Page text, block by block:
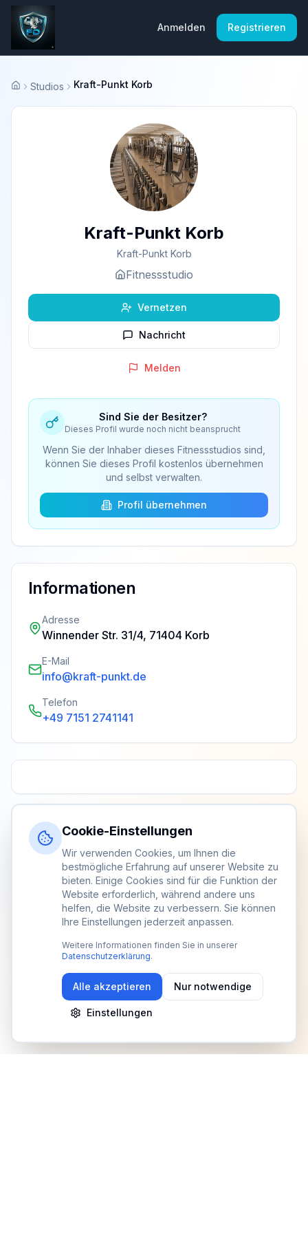
Anmelden Registrieren
Startseite
Studios Kraft-Punkt Korb
Kraft-Punkt Korb
Kraft-Punkt Korb
Fitnessstudio
Vernetzen
Nachricht
Melden
Sind Sie der Besitzer?
Dieses Profil wurde noch nicht beansprucht
Wenn Sie der Inhaber dieses Fitnessstudios sind,
können Sie dieses Profil kostenlos übernehmen
und selbst verwalten.
Profil übernehmen
Informationen
Adresse
Winnender Str. 31/4, 71404 Korb
E-Mail
info@kraft-punkt.de
Telefon
+49 7151 2741141
Cookie-Einstellungen
Wir verwenden Cookies, um Ihnen die
bestmögliche Erfahrung auf unserer Website zu
bieten. Einige Cookies sind für die Funktion der
Website erforderlich, während andere uns
helfen, die Website zu verbessern. Sie können
Ihre Einstellungen jederzeit anpassen.
Weitere Informationen finden Sie in unserer
Datenschutzerklärung.
Alle akzeptieren Nur notwendige
Einstellungen